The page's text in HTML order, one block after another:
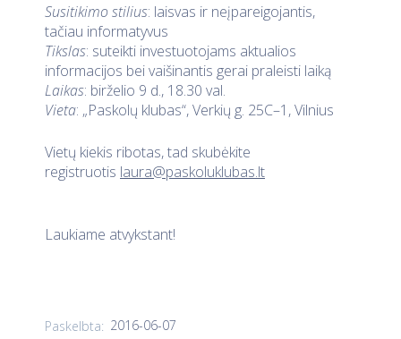
Susitikimo stilius: laisvas ir neįpareigojantis,
tačiau informatyvus
Tikslas: suteikti investuotojams aktualios
informacijos bei vaišinantis gerai praleisti laiką
Laikas: birželio 9 d., 18.30 val.
Vieta: „Paskolų klubas“, Verkių g. 25C–1, Vilnius
Vietų kiekis ribotas, tad skubėkite
registruotis laura@paskoluklubas.lt
Laukiame atvykstant!
Paskelbta: 2016-06-07